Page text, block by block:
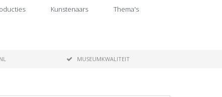
Kunstenaars Thema's
MUSEUMKWALITEIT